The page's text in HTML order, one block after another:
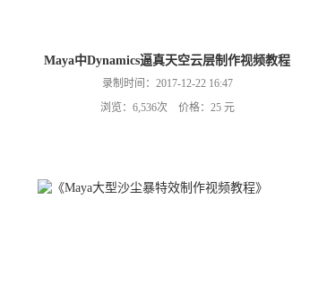
Maya中Dynamics逼真天空云层制作视频教程
录制时间：2017-12-22 16:47
浏览：6,536次 价格：25 元